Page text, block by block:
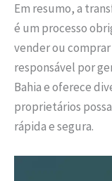
Em resumo, a
é um processo
vender ou comprar
responsável por
Bahia e oferece
proprietários
rápida e segura.